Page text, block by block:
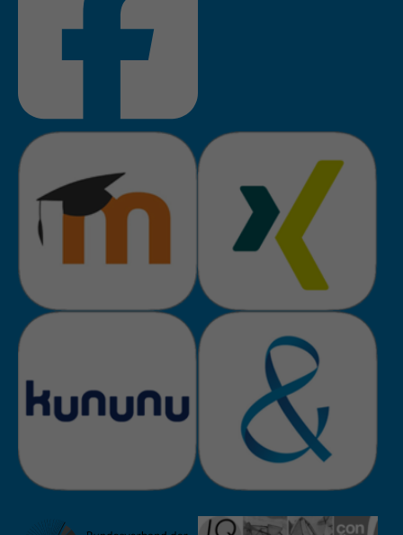
Anbieter TYPO3
Session
Name be_lastLoginProvider
Anbieter TYPO3
Laufzeit 1 Monat
Admin-Login Redaktionssystem
Name be_typo3_user
Laufzeit Session
Admin-Login Redaktionssystem
Name PHPSESSID
Anbieter